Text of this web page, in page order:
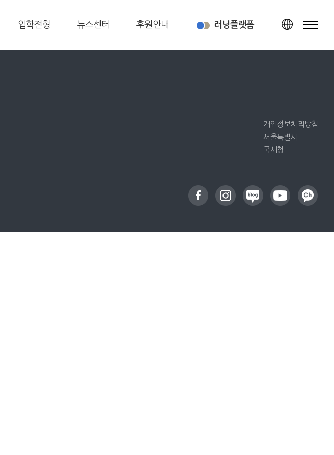
입학전형 뉴스센터 후원안내 러닝플랫폼 TOP
개인정보처리방침
서울특별시
국세청